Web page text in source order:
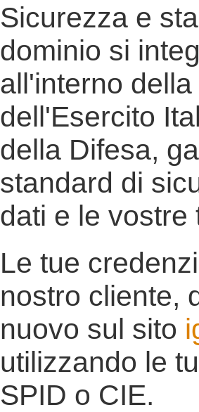
Sicurezza e
dominio si
all'interno
dell'Esercito
della Difesa,
standard di
dati e le vostre
Le tue
nostro cliente,
nuovo sul sito
utilizzando le
SPID o CIE.